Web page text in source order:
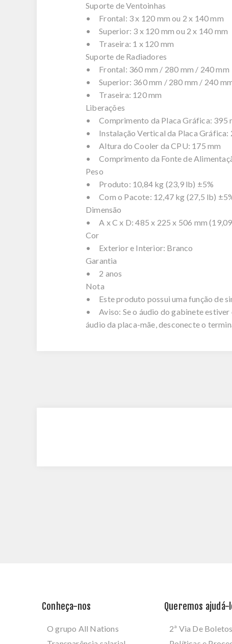
Suporte de Ventoinhas
• Frontal: 3 x 120 mm ou 2 x 140 mm
• Superior: 3 x 120 mm ou 2 x 140 mm
• Traseira: 1 x 120 mm
Suporte de Radiadores
• Frontal: 360 mm / 280 mm / 240 mm
• Superior: 360 mm / 280 mm / 240
• Traseira: 120 mm
Liberações
• Comprimento da Placa Gráfica: 395
• Instalação Vertical da Placa Gráfica:
• Altura do Cooler da CPU: 175 mm
• Comprimento da Fonte de
Peso
• Produto: 10,84 kg (23,9 lb) ±5%
• Com o Pacote: 12,47 kg (27,5 lb)
Dimensão
• A x C x D: 485 x 225 x 506 mm
Cor
• Exterior e Interior: Branco
Garantia
• 2 anos
Nota
• Este produto possui uma função de
• Aviso: Se o áudio do gabinete estiver
áudio da placa-mãe, desconecte o
Conheça-nos
O grupo All Nations
Queremos ajudá-
2ª Via De Boletos